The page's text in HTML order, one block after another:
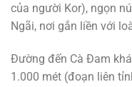
của người Kor), ngọn
Ngãi, nơi gắn liền với
Đường đến Cà Đam
1.000 mét (đoạn liên